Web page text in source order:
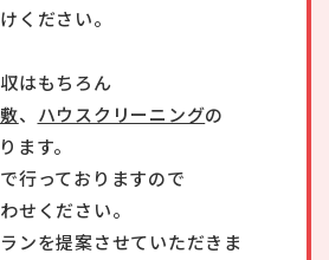
ください。
はもちろん
、 ハウスクリーニングの
ます。
行っておりますので
せください。
ンを提案させていただきま